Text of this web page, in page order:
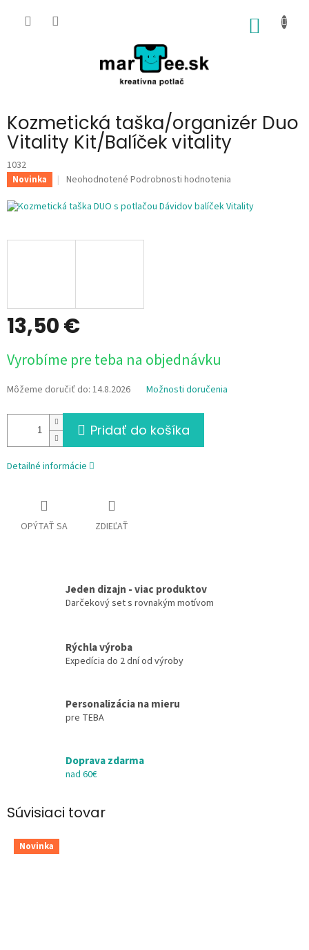
Kozmetická taška/organizér Duo
Vitality Kit/Balíček vitality
1032
Novinka
Priemerné
produktu
z
Neohodnotené Podrobnosti hodnotenia
13,50 €
cena:
Vyrobíme pre teba na objednávku
Môžeme doručiť do: 14.8.2026 Možnosti doručenia
Pridať do košíka
Detailné informácie
OPÝTAŤ SA ZDIEĽAŤ
Jeden dizajn - viac produktov
Darčekový set s rovnakým motívom
Rýchla výroba
Expedícia do 2 dní od výroby
Personalizácia na mieru
pre TEBA
Doprava zdarma
nad 60€
Súvisiaci tovar
Novinka